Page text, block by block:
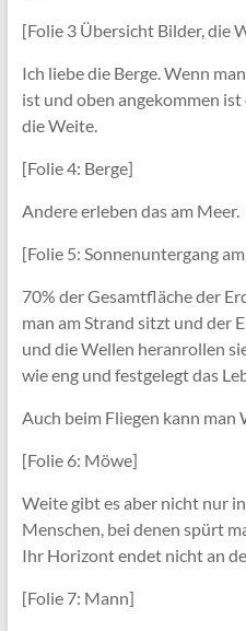
[Folie 3 Übersicht Bilder, die
Ich liebe die Berge. Wenn
ist und oben angekommen
die Weite.
[Folie 4: Berge]
Andere erleben das am Meer.
[Folie 5: Sonnenuntergang
70% der Gesamtfläche der
man am Strand sitzt und der
und die Wellen heranrollen
wie eng und festgelegt das
Auch beim Fliegen kann man
[Folie 6: Möwe]
Weite gibt es aber nicht nur
Menschen, bei denen spürt
Ihr Horizont endet nicht an
[Folie 7: Mann]